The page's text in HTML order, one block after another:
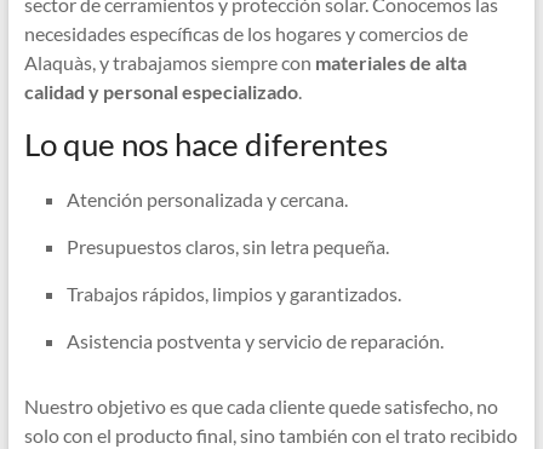
sector de cerramientos y protección solar. Conocemos las
necesidades específicas de los hogares y comercios de
Alaquàs, y trabajamos siempre con materiales de alta
calidad y personal especializado.
Lo que nos hace diferentes
Atención personalizada y cercana.
Presupuestos claros, sin letra pequeña.
Trabajos rápidos, limpios y garantizados.
Asistencia postventa y servicio de reparación.
Nuestro objetivo es que cada cliente quede satisfecho, no
solo con el producto final, sino también con el trato recibido